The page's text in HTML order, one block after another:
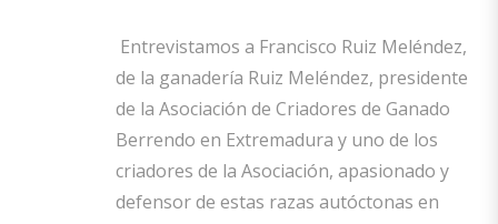
Entrevistamos a Francisco Ruiz Meléndez,
de la ganadería Ruiz Meléndez, presidente
de la Asociación de Criadores de Ganado
Berrendo en Extremadura y uno de los
criadores de la Asociación, apasionado y
defensor de estas razas autóctonas en